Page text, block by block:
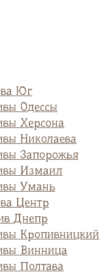
Юг
Одессы
Херсона
Николаева
Запорожья
Измаил
Умань
Центр
Днепр
Кропивницкий
Винница
Полтава